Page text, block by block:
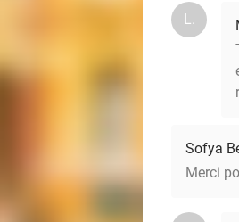
L.
Sofya
Merci